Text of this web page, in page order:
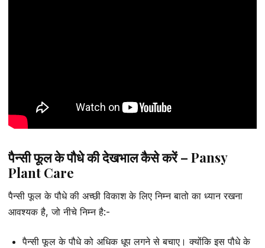
पैन्सी फूल के पौधे की देखभाल कैसे करें – Pansy
Plant Care
पैन्सी फूल के पौधे की अच्छी विकाश के लिए निम्न बातो का ध्यान रखना
आवश्यक है, जो नीचे निम्न है:-
पैन्सी फूल के पौधे को अधिक धूप लगने से बचाए। क्योंकि इस पौधे के